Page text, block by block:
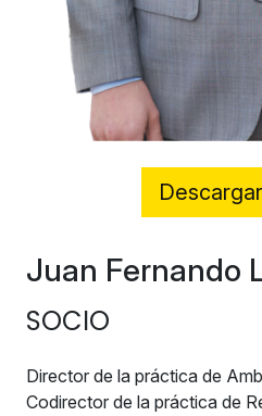
Juan Fernando
SOCIO
Director de la práctica de
Codirector de la práctica de